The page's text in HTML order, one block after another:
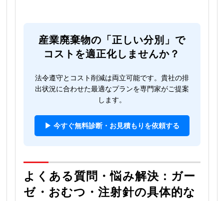
産業廃棄物の「正しい分別」で
コストを適正化しませんか？
法令遵守とコスト削減は両立可能です。貴社の排
出状況に合わせた最適なプランを専門家がご提案
します。
▶ 今すぐ無料診断・お見積もりを依頼する
よくある質問・悩み解決：ガー
ゼ・おむつ・注射針の具体的な